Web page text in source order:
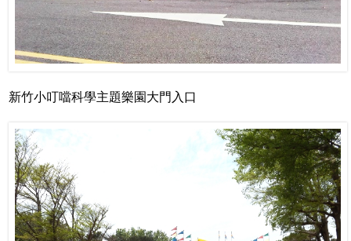
新竹小叮噹科學主題樂園大門入口